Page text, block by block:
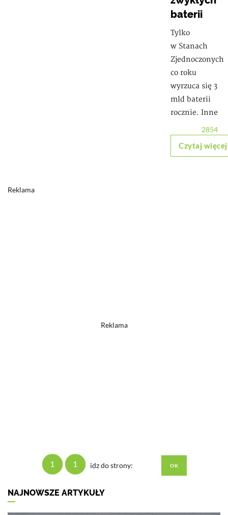
baterii
Tylko
w Stanach
Zjednoczonych
co roku
wyrzuca się 3
mld baterii
rocznie. Inne
2854
Czytaj więcej
Reklama
Reklama
1 1 idz do strony:
NAJNOWSZE ARTYKUŁY